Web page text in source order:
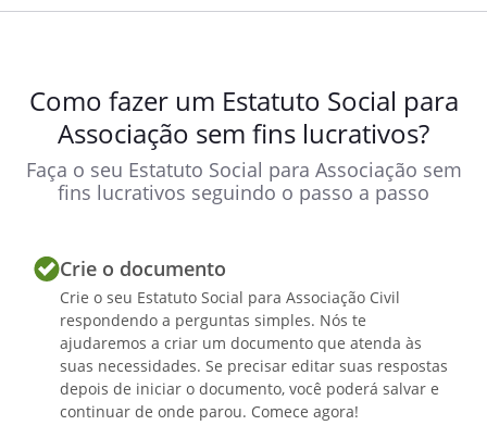
públicos, judiciais e extrajudiciais,
procuradores e advogados para o fim
que julgar necessário; convocar e presidir
as reuniões da Diretoria Executiva;
convocar e presidir as Assembleias
Ordinárias e Extraordinárias; juntamente
documentos bancários e contábeis;
organizar relatório contendo o balanço
do exercício financeiro e os principais
eventos do ano anterior, apresentando-o
à Assembleia Geral Ordinária; contratar
funcionários ou auxiliares especializados,
Como fazer um Estatuto Social para
Associação sem fins lucrativos?
Faça o seu Estatuto Social para Associação sem
fins lucrativos seguindo o passo a passo
Crie o documento
Crie o seu Estatuto Social para Associação Civil
respondendo a perguntas simples. Nós te
ajudaremos a criar um documento que atenda às
suas necessidades. Se precisar editar suas respostas
depois de iniciar o documento, você poderá salvar e
continuar de onde parou. Comece agora!